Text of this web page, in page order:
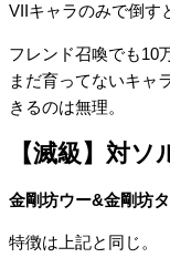
VIIキャラのみで倒す
フレンド召喚でも10
まだ育ってないキャ
きるのは無理。
【滅級】対
金剛坊ウー&金剛坊
特徴は上記と同じ。